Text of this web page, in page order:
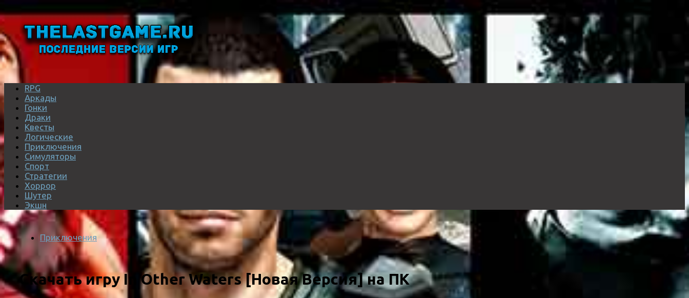
RPG
Аркады
Гонки
Драки
Квесты
Логические
Приключения
Симуляторы
Спорт
Стратегии
Хоррор
Шутер
Экшн
Приключения
Скачать игру In Other Waters [Новая Версия] на ПК